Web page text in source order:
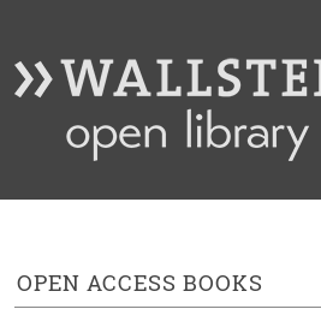
OPEN ACCESS BOOKS